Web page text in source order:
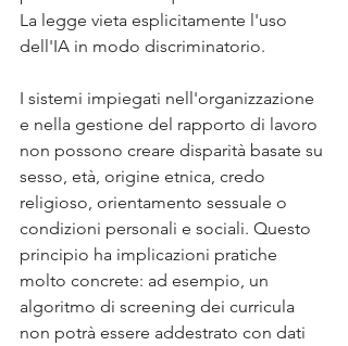
La legge vieta esplicitamente l'uso
dell'IA in modo discriminatorio.
I sistemi impiegati nell'organizzazione
e nella gestione del rapporto di lavoro
non possono creare disparità basate su
sesso, età, origine etnica, credo
religioso, orientamento sessuale o
condizioni personali e sociali. Questo
principio ha implicazioni pratiche
molto concrete: ad esempio, un
algoritmo di screening dei curricula
non potrà essere addestrato con dati